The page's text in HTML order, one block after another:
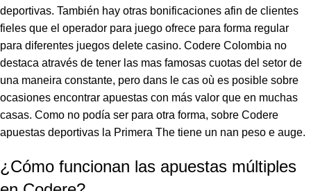
deportivas. También hay otras bonificaciones afin de clientes
fieles que el operador para juego ofrece para forma regular
para diferentes juegos delete casino. Codere Colombia no
destaca através de tener las mas famosas cuotas del setor de
una maneira constante, pero dans le cas où es posible sobre
ocasiones encontrar apuestas con más valor que en muchas
casas. Como no podía ser para otra forma, sobre Codere
apuestas deportivas la Primera The tiene un nan peso e auge.
¿Cómo funcionan las apuestas múltiples